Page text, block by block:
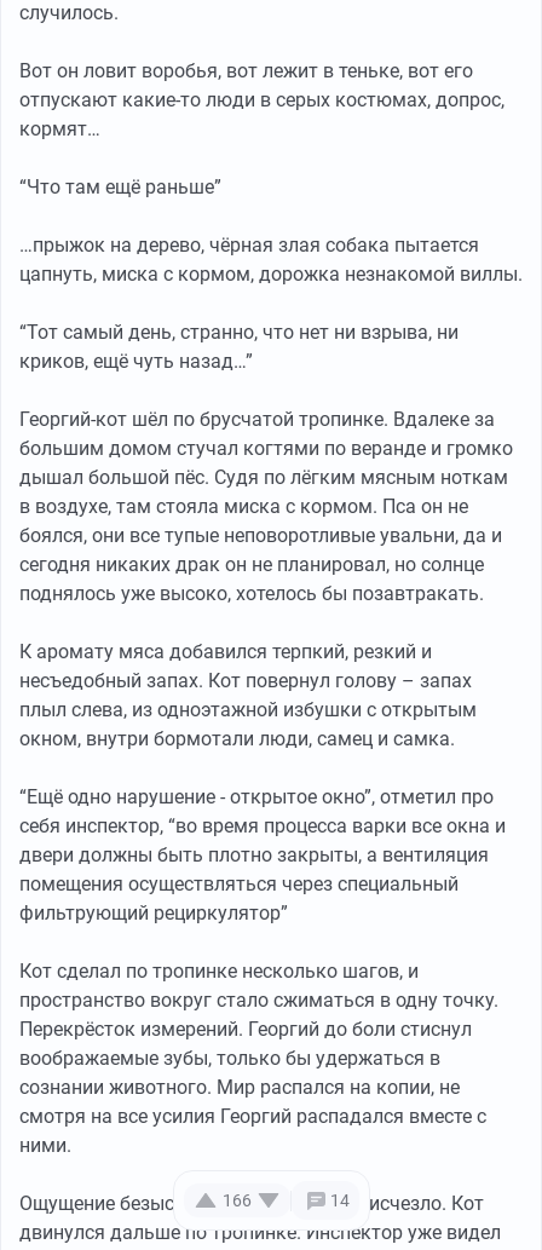
случилось.
Вот он ловит воробья, вот лежит в теньке, вот его
отпускают какие-то люди в серых костюмах, допрос,
кормят…
“Что там ещё раньше”
…прыжок на дерево, чёрная злая собака пытается
цапнуть, миска с кормом, дорожка незнакомой виллы.
“Тот самый день, странно, что нет ни взрыва, ни
криков, ещё чуть назад…”
Георгий-кот шёл по брусчатой тропинке. Вдалеке за
большим домом стучал когтями по веранде и громко
дышал большой пёс. Судя по лёгким мясным ноткам
в воздухе, там стояла миска с кормом. Пса он не
боялся, они все тупые неповоротливые увальни, да и
сегодня никаких драк он не планировал, но солнце
поднялось уже высоко, хотелось бы позавтракать.
К аромату мяса добавился терпкий, резкий и
несъедобный запах. Кот повернул голову – запах
плыл слева, из одноэтажной избушки с открытым
окном, внутри бормотали люди, самец и самка.
“Ещё одно нарушение - открытое окно”, отметил про
себя инспектор, “во время процесса варки все окна и
двери должны быть плотно закрыты, а вентиляция
помещения осуществляться через специальный
фильтрующий рециркулятор”
Кот сделал по тропинке несколько шагов, и
пространство вокруг стало сжиматься в одну точку.
Перекрёсток измерений. Георгий до боли стиснул
воображаемые зубы, только бы удержаться в
сознании животного. Мир распался на копии, не
смотря на все усилия Георгий распадался вместе с
ними.
Ощущение безысходности кольнуло и исчезло. Кот
двинулся дальше по тропинке. Инспектор уже видел
166 14